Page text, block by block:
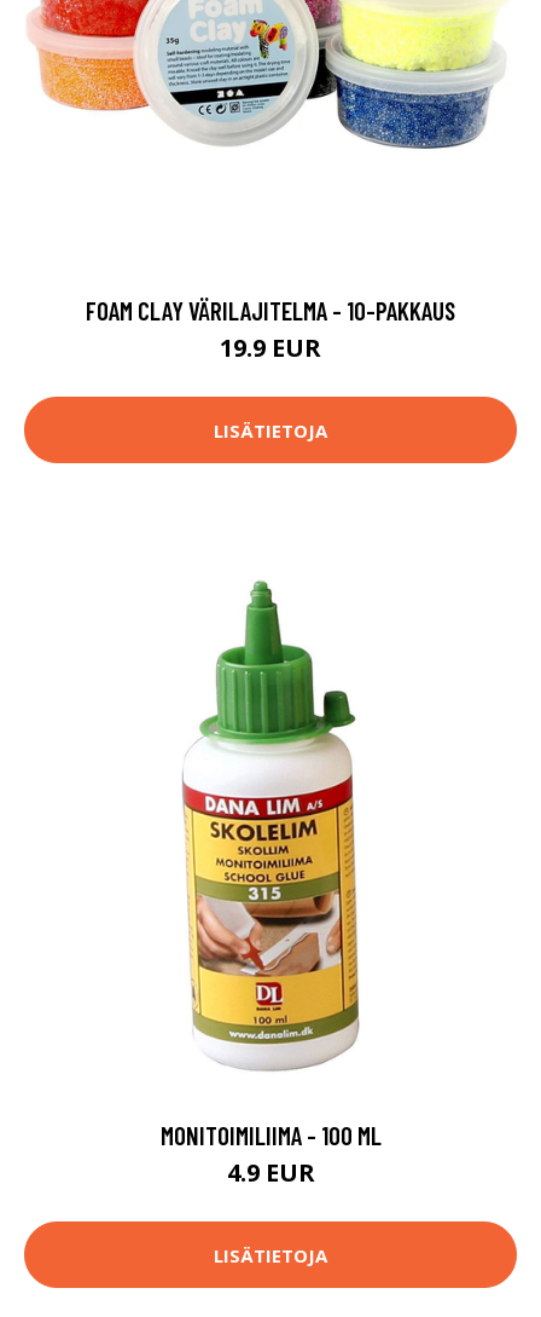
FOAM CLAY VÄRILAJITELMA - 10-PAKKAUS
19.9 EUR
LISÄTIETOJA
MONITOIMILIIMA - 100 ML
4.9 EUR
LISÄTIETOJA